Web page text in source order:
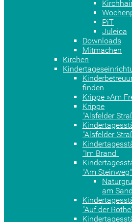
PiT
Juleica
Downloads
Mitmachen
Kirchen
finden
Krippe »Am
Krippe
"Alsfelder
"Alsfelder
"Im Brand"
"Am Steinweg"
am
"Auf der